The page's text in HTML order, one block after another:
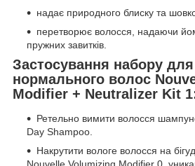
надає природного блиску та
перетворює волосся, надаючи
пружних завитків.
Застосування набору
нормального волос
Modifier + Neutralizer Kit
Ретельно вимити волосся
Day Shampoo.
Накрутити вологе волосся на